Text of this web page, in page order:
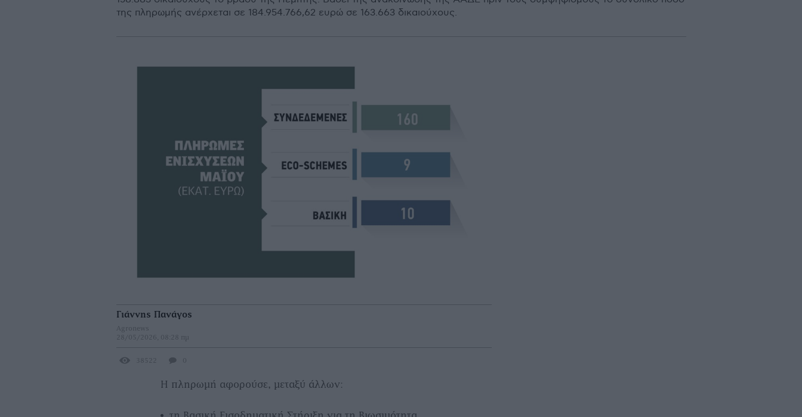
της πληρωμής ανέρχεται σε 184.954.766,62 ευρώ σε 163.663 δικαιούχους.
Γιάννης Πανάγος
Agronews
28/05/2026, 08:28 πμ
38522 0
Η πληρωμή αφορούσε, μεταξύ άλλων: